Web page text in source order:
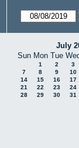
July
Sun Mon Tue
1 2
3
7
8 9
10
14
15 16
17
21
22 23
24
28
29 30 31